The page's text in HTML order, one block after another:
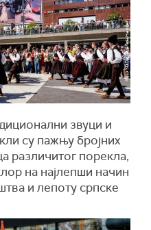
звуци и
су пажњу бројних
различитог порекла,
на најлепши начин
и лепоту српске